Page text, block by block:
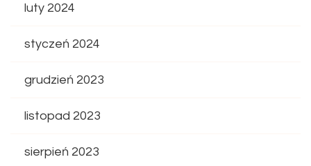
luty 2024
styczeń 2024
grudzień 2023
listopad 2023
sierpień 2023